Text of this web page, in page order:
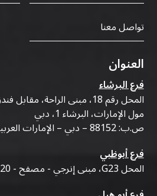
تواصل معنا
العنوان
فرع البرشاء
المحل رقم 18، مبنى
مول الإمارات، البرشاء 1، دبي
ص.ب: 88152 – دبي – الإمارات العربية المتحدة
فرع أبوظبي
المحل G23، مبنى إنرجي - مصفح - M20 - أبوظبي